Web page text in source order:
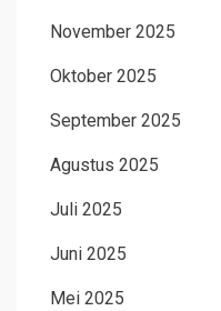
November 2025
Oktober 2025
September 2025
Agustus 2025
Juli 2025
Juni 2025
Mei 2025